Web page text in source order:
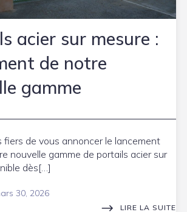
acier sur mesure :
de notre
gamme
fiers de vous annoncer le lancement
nouvelle gamme de portails acier sur
dès[…]
30, 2026
LIRE LA SUITE